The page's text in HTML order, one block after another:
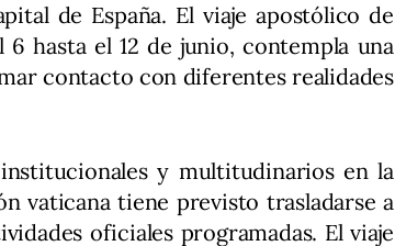
de España. El viaje apostólico de
hasta el 12 de junio, contempla una
contacto con diferentes realidades
y multitudinarios en la
vaticana tiene previsto trasladarse a
oficiales programadas. El viaje